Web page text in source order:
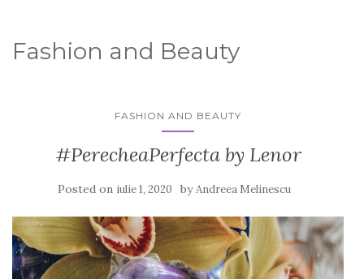
Fashion and Beauty
FASHION AND BEAUTY
#PerecheaPerfecta by Lenor
Posted on iulie 1, 2020 byAndreea Melinescu